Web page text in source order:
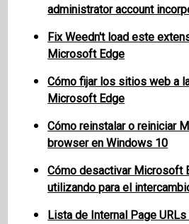
administrator account
Fix Weedn't load este
Microsoft Edge
Cómo fijar los sitios web a
Microsoft Edge
Cómo reinstalar o reiniciar
browser en Windows 10
Cómo desactivar Microsoft
utilizando para el
Lista de Internal Page